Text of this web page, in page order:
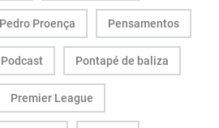
Pedro Proença Pensamentos
Podcast Pontapé de baliza
Premier League